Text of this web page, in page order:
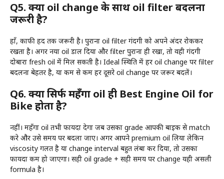
Q5. क्या oil change के साथ oil filter बदलना
जरूरी है?
हाँ, काफी हद तक जरूरी है। पुराना oil filter गंदगी को अपने अंदर रोककर
रखता है। अगर नया oil डाल दिया और filter पुराना ही रखा, तो वही गंदगी
दोबारा fresh oil में मिल सकती है। Ideal स्थिति में हर oil change पर filter
बदलना बेहतर है, या कम से कम हर दूसरे oil change पर जरूर बदलें।
Q6. क्या सिर्फ महँगा oil ही Best Engine Oil for
Bike होता है?
नहीं। महँगा oil तभी फायदा देगा जब उसका grade आपकी बाइक से match
करे और उसे समय पर बदला जाए। अगर आपने premium oil लिया लेकिन
viscosity गलत है या change interval बहुत लंबा कर दिया, तो उसका
फायदा कम हो जाएगा। सही oil grade + सही समय पर change यही असली
formula है।